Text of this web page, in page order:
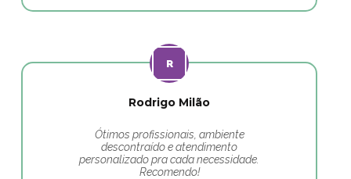
Rodrigo Milão
Ótimos profissionais, ambiente
descontraído e atendimento
personalizado pra cada necessidade.
Recomendo!